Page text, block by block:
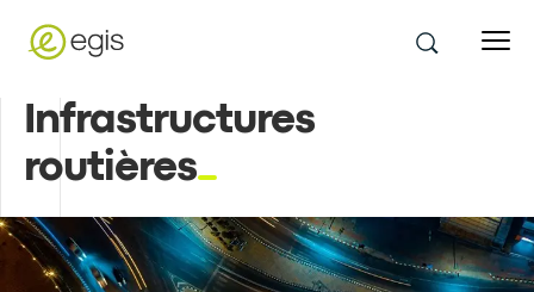
Infrastructures
routières